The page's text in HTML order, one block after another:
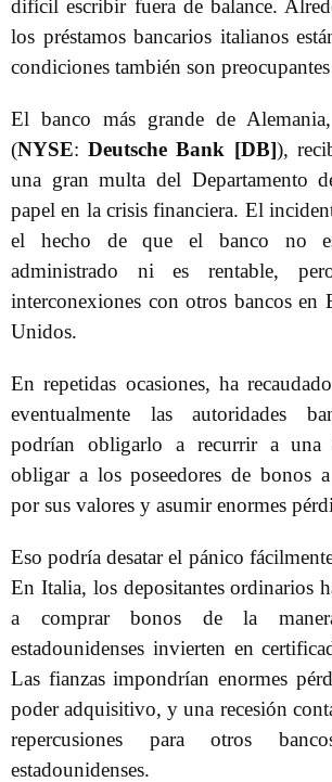
difícil escribir fuera de balance.
los préstamos bancarios italianos
condiciones también son
El banco más grande de
(NYSE:Deutsche Bank [DB]),
una gran multa del Departamento
papel en la crisis financiera. El
el hecho de que el banco no
administrado ni es rentable,
interconexiones con otros bancos en
Unidos.
En repetidas ocasiones, ha
eventualmente las autoridades
podrían obligarlo a recurrir a una
obligar a los poseedores de bonos a
por sus valores y asumir enormes
Eso podría desatar el pánico
En Italia, los depositantes ordinarios
a comprar bonos de la
estadounidenses invierten en
Las fianzas impondrían enormes
poder adquisitivo, y una recesión
repercusiones para otros
estadounidenses.